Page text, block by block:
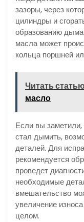
зазоры, через
цилиндры и
образованию дыма
масла может
кольца поршней
Читать статью
масло
Если вы
стал дымить,
деталей. Для
рекомендуется
проведет
необходимые
вмешательство
увеличение
целом.